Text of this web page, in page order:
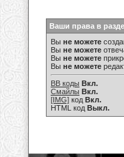
Ваши права в
Вы не можете
Вы не можете
Вы не можете
Вы не можете
BB коды Вкл.
Смайлы Вкл.
[IMG] код Вкл.
HTML код Выкл.